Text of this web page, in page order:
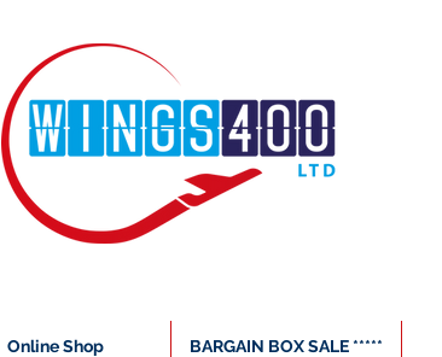
Online Shop BARGAIN BOX SALE *****